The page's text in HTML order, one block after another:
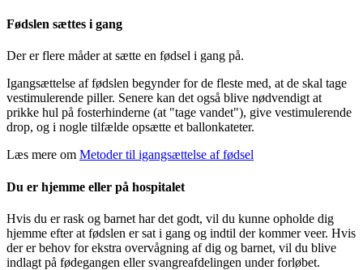
Fødslen sættes i gang
Der er flere måder at sætte en fødsel i gang på.
Igangsættelse af fødslen begynder for de fleste med, at de skal tage
vestimulerende piller. Senere kan det også blive nødvendigt at
prikke hul på fosterhinderne (at "tage vandet"), give vestimulerende
drop, og i nogle tilfælde opsætte et ballonkateter.
Læs mere om Metoder til igangsættelse af fødsel
Du er hjemme eller på hospitalet
Hvis du er rask og barnet har det godt, vil du kunne opholde dig
hjemme efter at fødslen er sat i gang og indtil der kommer veer. Hvis
der er behov for ekstra overvågning af dig og barnet, vil du blive
indlagt på fødegangen eller svangreafdelingen under forløbet.